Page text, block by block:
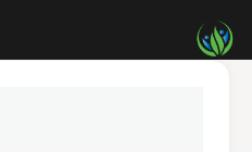
انتقل
إلى
المحتوى